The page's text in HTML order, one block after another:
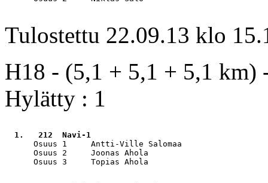
Tulostettu 22.09.13 klo
H18 - (5,1 + 5,1 + 5,1
Hylätty : 1
1.   212  Navi-1
Osuus 1     Antti-Ville Salomaa
Osuus 2     Joonas Ahola
Osuus 3     Topias Ahola